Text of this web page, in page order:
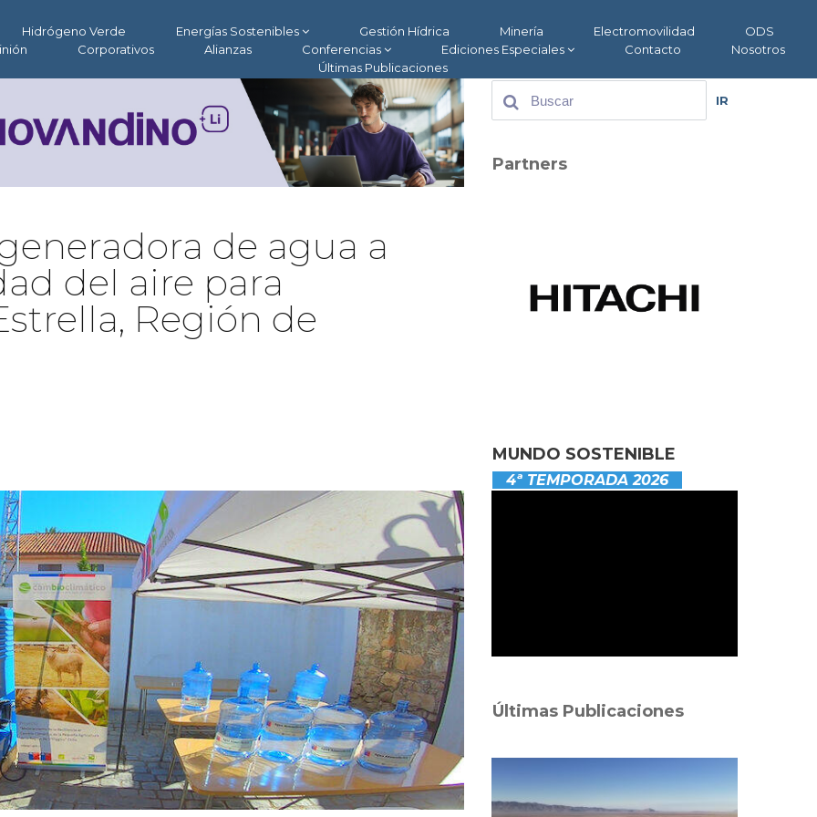
Hidrógeno Verde Energías Sostenibles Gestión Hídrica Minería Electromovilidad
ODS
Corporativos Alianzas Conferencias Ediciones Especiales Contacto
Nosotros
Últimas Publicaciones
de agua a
del aire para
Región de
IR
Partners
MUNDO SOSTENIBLE
4ª TEMPORADA 2026
Últimas Publicaciones